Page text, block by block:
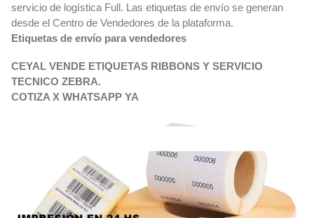
servicio de logística Full. Las etiquetas de envío se generan
desde el Centro de Vendedores de la plataforma.
Etiquetas de envío para vendedores
CEYAL VENDE ETIQUETAS RIBBONS Y SERVICIO
TECNICO ZEBRA.
COTIZA X WHATSAPP YA